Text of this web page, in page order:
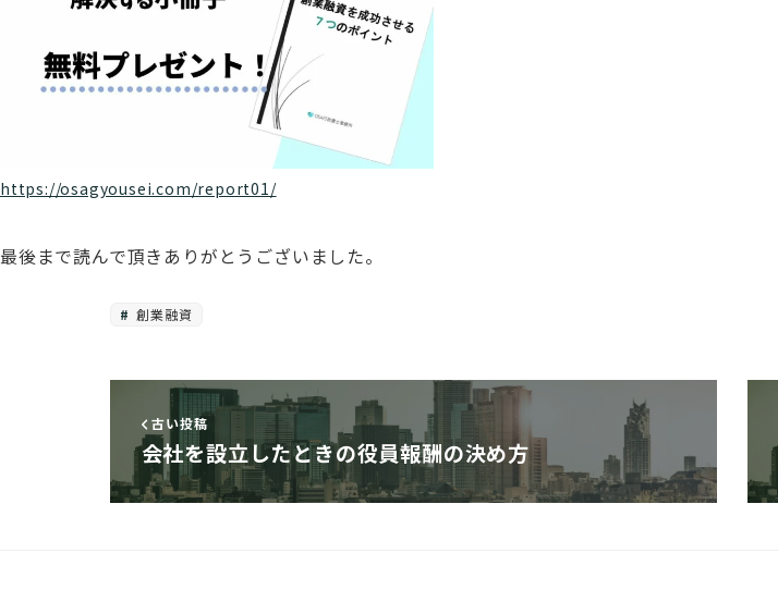
https://osagyousei.com/report01/
最後まで読んで頂きありがとうございました。
創業融資
古い投稿
会社を設立したときの役員報酬の決め方